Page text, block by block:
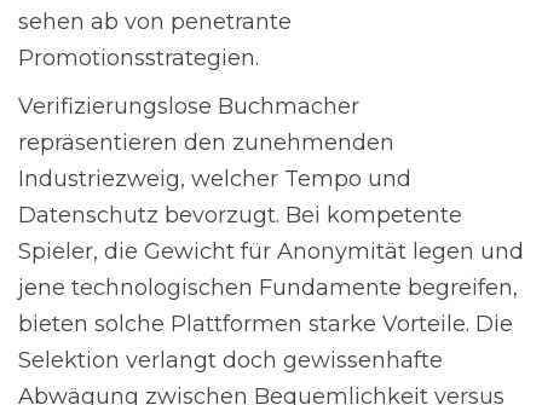
sehen ab von penetrante
Promotionsstrategien.
Verifizierungslose Buchmacher
repräsentieren den zunehmenden
Industriezweig, welcher Tempo und
Datenschutz bevorzugt. Bei kompetente
Spieler, die Gewicht für Anonymität legen und
jene technologischen Fundamente begreifen,
bieten solche Plattformen starke Vorteile. Die
Selektion verlangt doch gewissenhafte
Abwägung zwischen Bequemlichkeit versus